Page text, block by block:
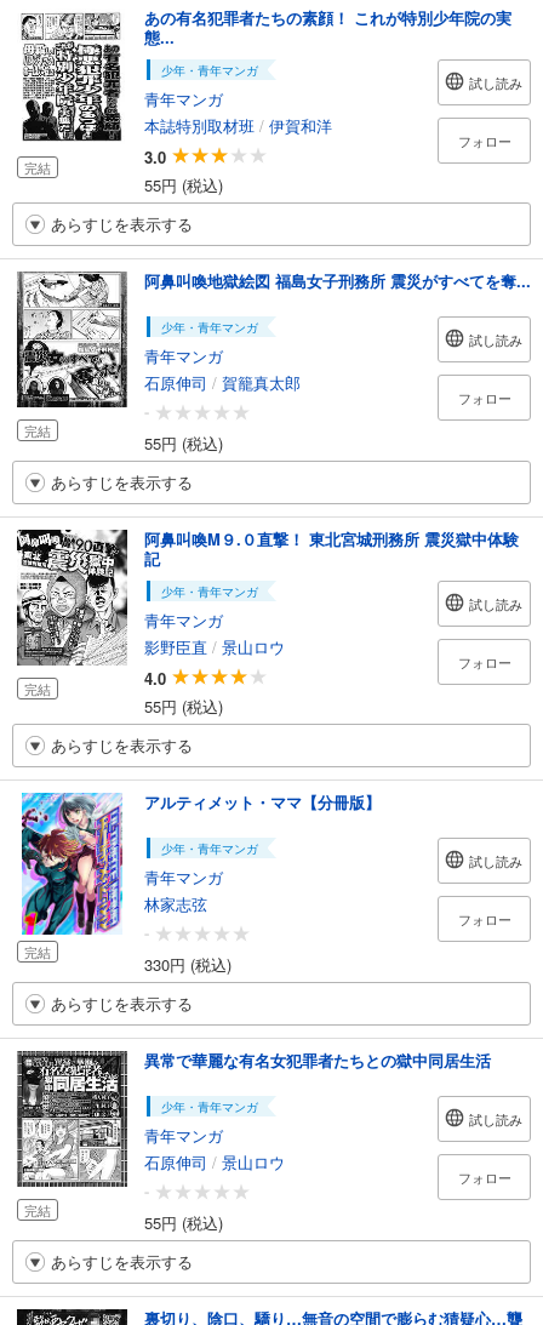
完結
あの有名犯罪者たちの素顔！ これが特別少年院の実
態...
少年・青年マンガ
青年マンガ
本誌特別取材班 / 伊賀和洋
3.0
55円 (税込)
試し読み
フォロー
あらすじを表示する
完結
阿鼻叫喚地獄絵図 福島女子刑務所 震災がすべてを奪...
少年・青年マンガ
青年マンガ
石原伸司 / 賀籠真太郎
-
55円 (税込)
試し読み
フォロー
あらすじを表示する
完結
阿鼻叫喚M９.０直撃！ 東北宮城刑務所 震災獄中体験
記
少年・青年マンガ
青年マンガ
影野臣直 / 景山ロウ
4.0
55円 (税込)
試し読み
フォロー
あらすじを表示する
完結
アルティメット・ママ【分冊版】
少年・青年マンガ
青年マンガ
林家志弦
-
330円 (税込)
試し読み
フォロー
あらすじを表示する
完結
異常で華麗な有名女犯罪者たちとの獄中同居生活
少年・青年マンガ
青年マンガ
石原伸司 / 景山ロウ
-
55円 (税込)
試し読み
フォロー
あらすじを表示する
裏切り、陰口、驕り…無音の空間で膨らむ猜疑心…聾